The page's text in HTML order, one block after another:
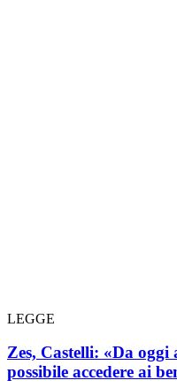
LEGGE
Zes, Castelli: «Da oggi
possibile accedere ai